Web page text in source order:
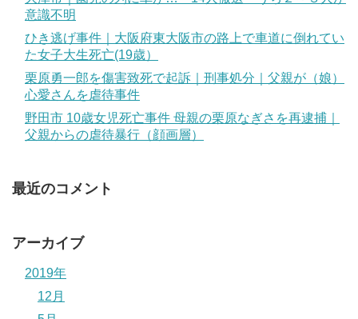
意識不明
ひき逃げ事件｜大阪府東大阪市の路上で車道に倒れてい
た女子大生死亡(19歳）
栗原勇一郎を傷害致死で起訴｜刑事処分｜父親が（娘）
心愛さんを虐待事件
野田市 10歳女児死亡事件 母親の栗原なぎさを再逮捕｜
父親からの虐待暴行（顔画層）
最近のコメント
アーカイブ
2019年
12月